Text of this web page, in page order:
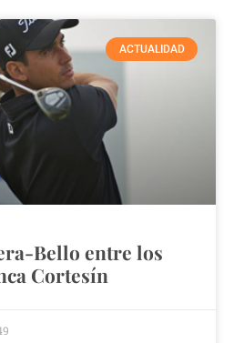
ACTUALIDAD
Bello entre los
Cortesín